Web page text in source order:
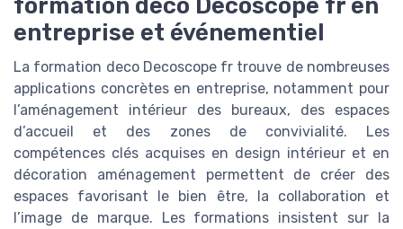
entreprise et événementiel
La formation deco Decoscope fr trouve de nombreuses
applications concrètes en entreprise, notamment pour
l’aménagement intérieur des bureaux, des espaces
d’accueil et des zones de convivialité. Les
compétences clés acquises en design intérieur et en
décoration aménagement permettent de créer des
espaces favorisant le bien être, la collaboration et
l’image de marque. Les formations insistent sur la